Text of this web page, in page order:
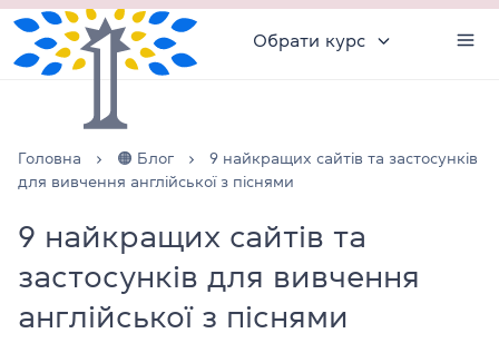
Обрати курс
Головна 🟠 Блог
9 найкращих сайтів та застосунків
для вивчення англійської з піснями
9 найкращих сайтів та
застосунків для вивчення
англійської з піснями